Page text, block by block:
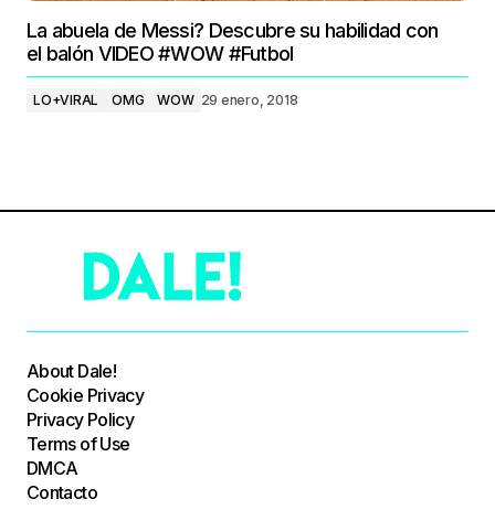
La abuela de Messi? Descubre su habilidad con
el balón VIDEO #WOW #Futbol
LO+VIRAL OMG WOW 29 enero, 2018
About Dale!
Cookie Privacy
Privacy Policy
Terms of Use
DMCA
Contacto